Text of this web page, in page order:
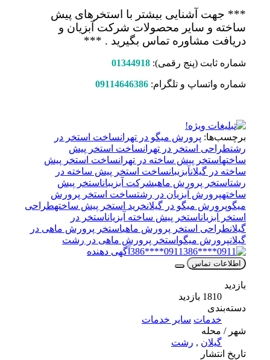
*** جهت آشنایی بیشتر با استخرهای پیش
ساخته و سایر محصولات شرکت آبزیان و
دریافت مشاوره تماس بگیرید . ***
شماره ثابت (پنج رقمی):01344918
شماره واتساپ و تلگرام:09114646386
برچسب‌ها:پرورش میگو در تهران ساخت استخر در
طراحی استخر در تهران ساخت استخر پیش
ساختهاستخر پیش ساخته در تهران ساخت استخر پیش
ساخته در گیلان آبزیبانساخت استخر پیش ساخته در
استخر پرورش ماهی شرکت آبزیبان استخر پیش
ساختهپرورش آبزیان در رشت ساخت استخر پرورش
پرورش میگو در گیلان خرید استخر پیش ساختهطراحی
استخر آبزیان
استخر پیش ساخته آبزیان استخر در
طراحی استخر پرورش ماهی استخر پرورش ماهی در
پرورش میگو استخر پرورش ماهی در رشت
0911****386
آگهی دهنده
اطلاعات تماس
دسته‌بندی
خدمات سایر خدمات
شهر / محله
,رشت
تاریخ انتشار